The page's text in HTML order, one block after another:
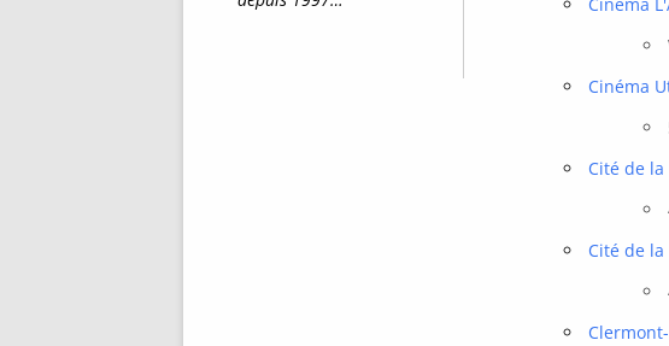
Cinéma
Cité de
Cité de